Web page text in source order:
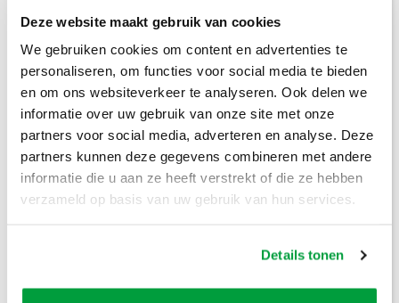
Deze website maakt gebruik van cookies
We gebruiken cookies om content en advertenties te
personaliseren, om functies voor social media te bieden
en om ons websiteverkeer te analyseren. Ook delen we
informatie over uw gebruik van onze site met onze
partners voor social media, adverteren en analyse. Deze
partners kunnen deze gegevens combineren met andere
informatie die u aan ze heeft verstrekt of die ze hebben
verzameld op basis van uw gebruik van hun services.
Details tonen
Bouwafval €304,-
Puinafval €179,-
Houtafval €199,-
Groenafval €194,-